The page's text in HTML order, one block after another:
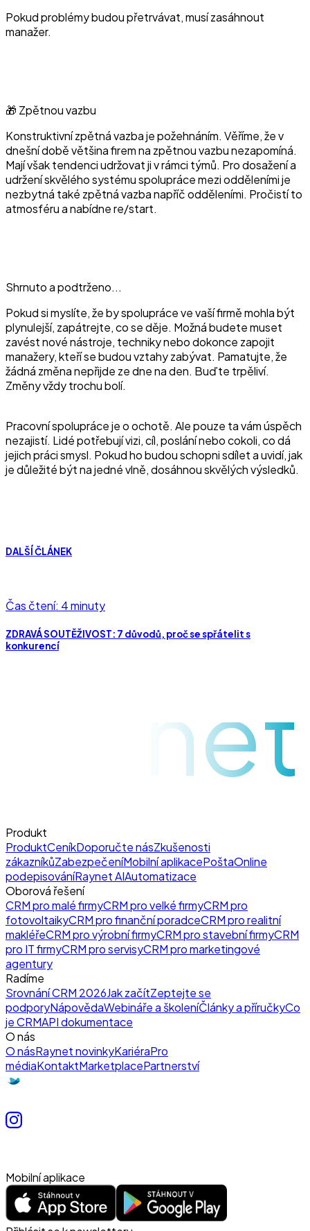
Pokud problémy budou přetrvávat, musí zasáhnout
manažer.
🎁 Zpětnou vazbu
Konstruktivní zpětná vazba je požehnáním. Věříme, že v
dnešní době většina firem na zpětnou vazbu nezapomíná.
Mají však tendenci udržovat ji v rámci týmů. Pro dosažení a
udržení skvělého systému spolupráce mezi odděleními je
nezbytná také zpětná vazba napříč odděleními. Pročistí to
atmosféru a nabídne re/start.
Shrnuto a podtrženo...
Pokud si myslíte, že by spolupráce ve vaší firmě mohla být
plynulejší, zapátrejte, co se děje. Možná budete muset
zavést nové nástroje, techniky nebo dokonce zapojit
manažery, kteří se budou vztahy zabývat. Pamatujte, že
žádná změna nepřijde ze dne na den. Buďte trpěliví.
Změny vždy trochu bolí.
Pracovní spolupráce je o ochotě. Ale pouze ta vám úspěch
nezajistí. Lidé potřebují vizi, cíl, poslání nebo cokoli, co dá
jejich práci smysl. Pokud ho budou schopni sdílet a uvidí, jak
je důležité být na jedné vlně, dosáhnou skvělých výsledků.
DALŠÍ ČLÁNEK
Čas čtení: 4 minuty
ZDRAVÁ SOUTĚŽIVOST: 7 důvodů, proč se spřátelit s
konkurencí
raynet
Produkt
ProduktCeníkDoporučte násZkušenosti
zákazníkůZabezpečeníMobilní aplikacePoštaOnline
podepisováníRaynet AIAutomatizace
Oborová řešení
CRM pro malé firmyCRM pro velké firmyCRM pro
fotovoltaikyCRM pro finanční poradceCRM pro realitní
makléřeCRM pro výrobní firmyCRM pro stavební firmyCRM
pro IT firmyCRM pro servisyCRM pro marketingové
agentury
Radíme
Srovnání CRM 2026Jak začítZeptejte se
podporyNápovědaWebináře a školeníČlánky a příručkyCo
je CRMAPI dokumentace
O nás
O násRaynet novinkyKariéraPro
médiaKontaktMarketplacePartnerství
Mobilní aplikace